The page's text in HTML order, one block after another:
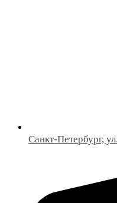
Санкт-Петербург,